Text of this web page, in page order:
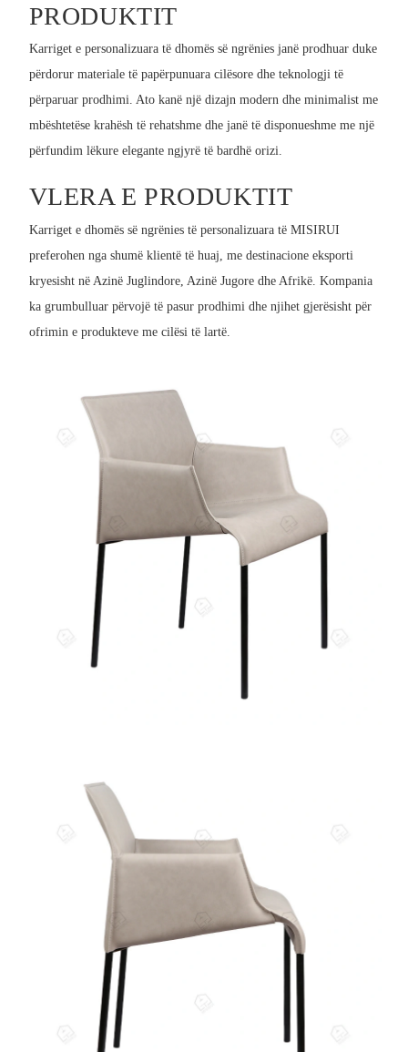
PRODUKTIT
Karriget e personalizuara të dhomës së ngrënies janë prodhuar duke
përdorur materiale të papërpunuara cilësore dhe teknologji të
përparuar prodhimi. Ato kanë një dizajn modern dhe minimalist me
mbështetëse krahësh të rehatshme dhe janë të disponueshme me një
përfundim lëkure elegante ngjyrë të bardhë orizi.
VLERA E PRODUKTIT
Karriget e dhomës së ngrënies të personalizuara të MISIRUI
preferohen nga shumë klientë të huaj, me destinacione eksporti
kryesisht në Azinë Juglindore, Azinë Jugore dhe Afrikë. Kompania
ka grumbulluar përvojë të pasur prodhimi dhe njihet gjerësisht për
ofrimin e produkteve me cilësi të lartë.